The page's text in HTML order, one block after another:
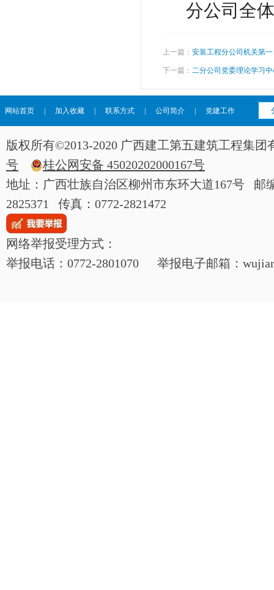
分公司全
上一篇： 安装工程分公司机关第
下一篇： 二分公司党委理论学习
网站首页 加入收藏 联系方式 公司简介 党建工作
版权所有©2013-2020 广西建工第五建筑工程集
号
桂公网安备 45020202000167号
地址：广西壮族自治区柳州市东环大道167号 邮
2825371 传真：0772-2821472
网络举报受理方式：
举报电话：0772-2801070 举报电子邮箱：